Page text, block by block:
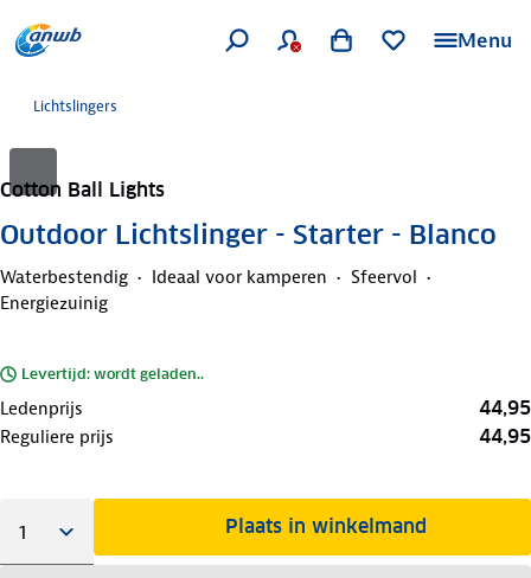
Menu
Lichtslingers
Cotton Ball Lights
Outdoor Lichtslinger - Starter - Blanco
Waterbestendig Ideaal voor kamperen
Sfeervol
Energiezuinig
Levertijd: wordt geladen..
Ledenprijs 44,95
Reguliere prijs 44,95
Plaats in winkelmand